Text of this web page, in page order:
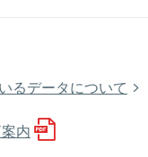
るデータについて
内